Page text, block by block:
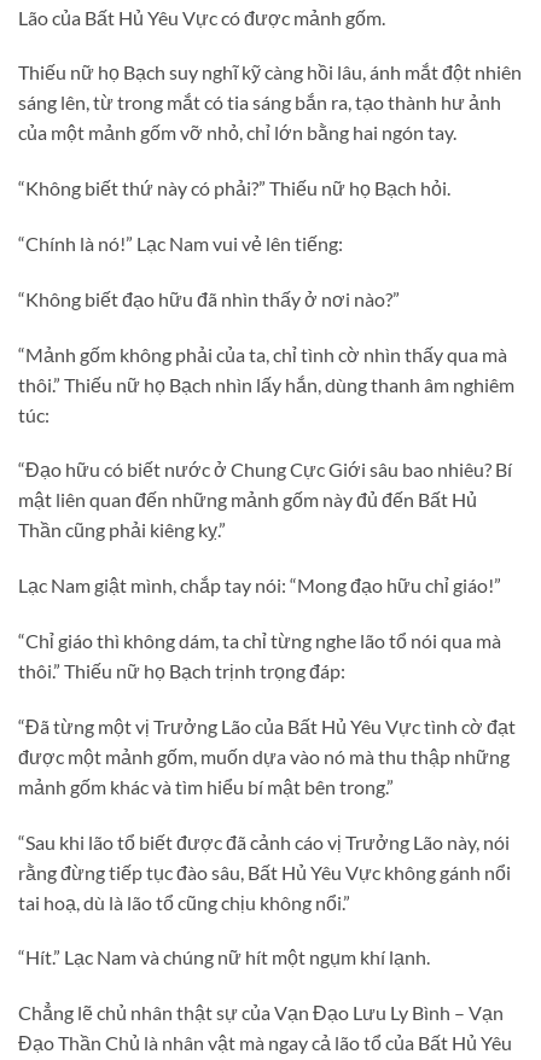
Lão của Bất Hủ Yêu Vực có được mảnh gốm.
Thiếu nữ họ Bạch suy nghĩ kỹ càng hồi lâu, ánh mắt đột nhiên
sáng lên, từ trong mắt có tia sáng bắn ra, tạo thành hư ảnh
của một mảnh gốm vỡ nhỏ, chỉ lớn bằng hai ngón tay.
“Không biết thứ này có phải?” Thiếu nữ họ Bạch hỏi.
“Chính là nó!” Lạc Nam vui vẻ lên tiếng:
“Không biết đạo hữu đã nhìn thấy ở nơi nào?”
“Mảnh gốm không phải của ta, chỉ tình cờ nhìn thấy qua mà
thôi.” Thiếu nữ họ Bạch nhìn lấy hắn, dùng thanh âm nghiêm
túc:
“Đạo hữu có biết nước ở Chung Cực Giới sâu bao nhiêu? Bí
mật liên quan đến những mảnh gốm này đủ đến Bất Hủ
Thần cũng phải kiêng kỵ.”
Lạc Nam giật mình, chắp tay nói: “Mong đạo hữu chỉ giáo!”
“Chỉ giáo thì không dám, ta chỉ từng nghe lão tổ nói qua mà
thôi.” Thiếu nữ họ Bạch trịnh trọng đáp:
“Đã từng một vị Trưởng Lão của Bất Hủ Yêu Vực tình cờ đạt
được một mảnh gốm, muốn dựa vào nó mà thu thập những
mảnh gốm khác và tìm hiểu bí mật bên trong.”
“Sau khi lão tổ biết được đã cảnh cáo vị Trưởng Lão này, nói
rằng đừng tiếp tục đào sâu, Bất Hủ Yêu Vực không gánh nổi
tai hoạ, dù là lão tổ cũng chịu không nổi.”
“Hít.” Lạc Nam và chúng nữ hít một ngụm khí lạnh.
Chẳng lẽ chủ nhân thật sự của Vạn Đạo Lưu Ly Bình – Vạn
Đạo Thần Chủ là nhân vật mà ngay cả lão tổ của Bất Hủ Yêu